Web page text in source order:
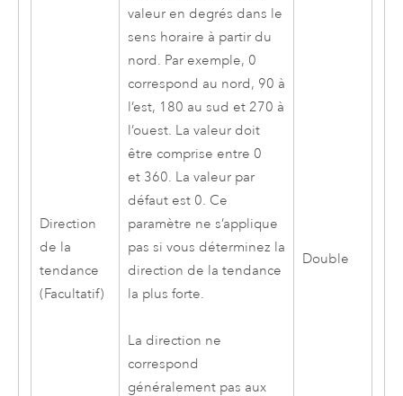
Direction
de la
tendance
(Facultatif)
valeur en degrés dans le
sens horaire à partir du
nord. Par exemple, 0
correspond au nord, 90 à
l’est, 180 au sud et 270 à
l’ouest. La valeur doit
être comprise entre 0
et 360. La valeur par
défaut est 0. Ce
paramètre ne s’applique
pas si vous déterminez la
direction de la tendance
la plus forte.
La direction ne
correspond
généralement pas aux
Double